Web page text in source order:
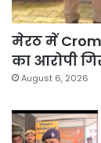
मेरठ में
का आरोपी
August 6, 2026